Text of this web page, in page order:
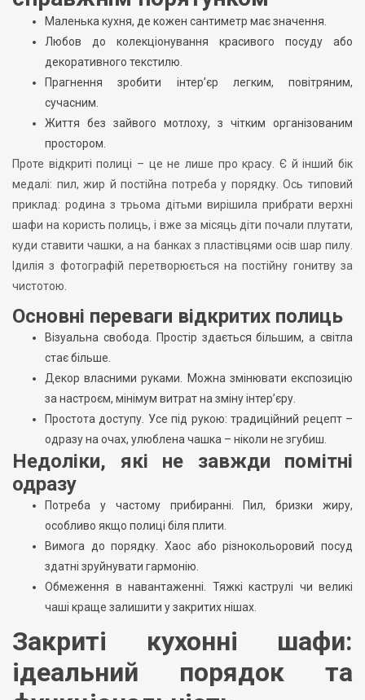
Маленька кухня, де кожен сантиметр має значення.
Любов до колекціонування красивого посуду або
декоративного текстилю.
Прагнення зробити інтер’єр легким, повітряним,
сучасним.
Життя без зайвого мотлоху, з чітким організованим
простором.
Проте відкриті полиці – це не лише про красу. Є й інший бік
медалі: пил, жир й постійна потреба у порядку. Ось типовий
приклад: родина з трьома дітьми вирішила прибрати верхні
шафи на користь полиць, і вже за місяць діти почали плутати,
куди ставити чашки, а на банках з пластівцями осів шар пилу.
Ідилія з фотографій перетворюється на постійну гонитву за
чистотою.
Основні переваги відкритих полиць
Візуальна свобода. Простір здається більшим, а світла
стає більше.
Декор власними руками. Можна змінювати експозицію
за настроєм, мінімум витрат на зміну інтер’єру.
Простота доступу. Усе під рукою: традиційний рецепт –
одразу на очах, улюблена чашка – ніколи не згубиш.
Недоліки, які не завжди помітні
одразу
Потреба у частому прибиранні. Пил, бризки жиру,
особливо якщо полиці біля плити.
Вимога до порядку. Хаос або різнокольоровий посуд
здатні зруйнувати гармонію.
Обмеження в навантаженні. Тяжкі каструлі чи великі
чаші краще залишити у закритих нішах.
Закриті кухонні шафи:
ідеальний порядок та